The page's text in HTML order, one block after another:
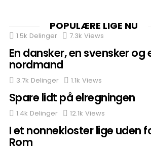
POPULÆRE LIGE NU
1.5k Delinger 7.3k Views
En dansker, en svensker og
nordmand
3.7k Delinger 1.1k Views
Spare lidt på elregningen
1.4k Delinger 12.1k Views
I et nonnekloster lige uden
Rom